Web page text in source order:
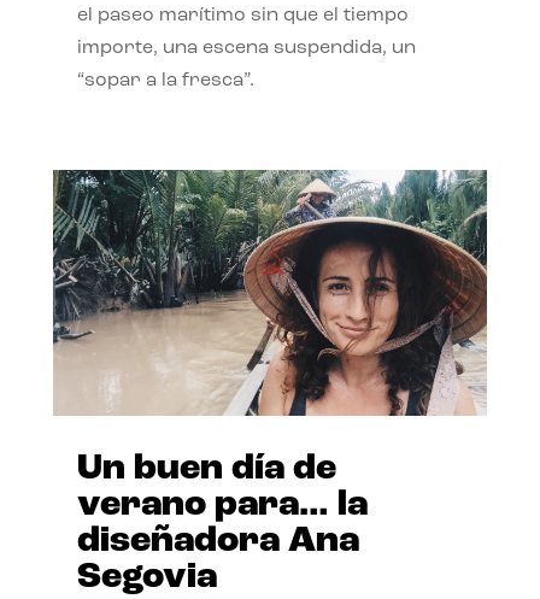
el paseo marítimo sin que el tiempo
importe, una escena suspendida, un
“sopar a la fresca”.
Un buen día de
verano para… la
diseñadora Ana
Segovia